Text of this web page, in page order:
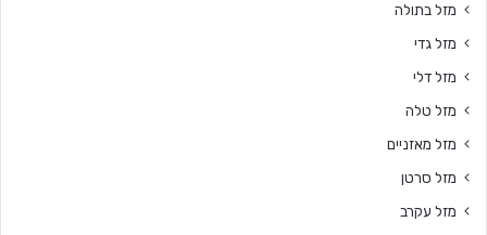
מזל בתולה
מזל גדי
מזל דלי
מזל טלה
מזל מאזניים
מזל סרטן
מזל עקרב